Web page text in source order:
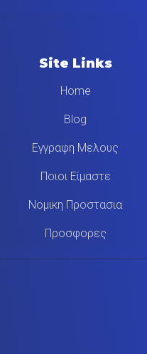
Site Links
Home
Blog
Εγγραφη Μελους
Ποιοι Είμαστε
Νομικη Προστασια
Προσφορες